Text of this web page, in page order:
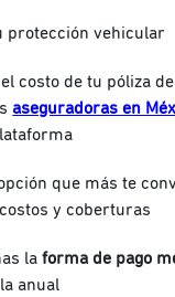
protección vehicular
costo de tu póliza
aseguradoras en
que más te
y coberturas
laforma de pago
anual